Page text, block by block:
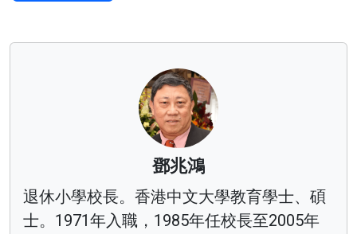
鄧兆鴻
退休小學校長。香港中文大學教育學士、碩
士。1971年入職，1985年任校長至2005年